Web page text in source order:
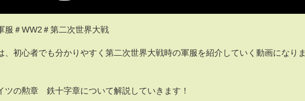
服​​​​＃WW2​​​​＃第二次世界大戦​​​​
、初心者でも分かりやすく第二次世界大戦時の軍服を紹介していく動画になりま
ツの勲章 鉄十字章について解説していきます！